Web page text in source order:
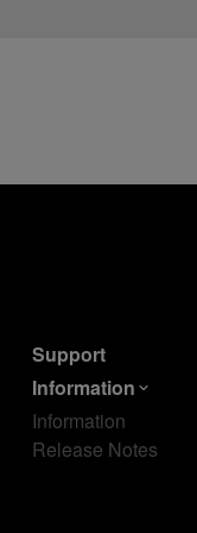
Support
Information
Information
Release Notes